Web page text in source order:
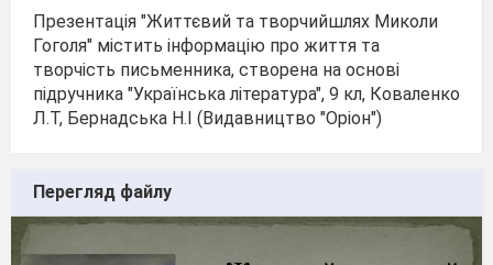
Презентація "Життєвий та творчийшлях Миколи
Гоголя" містить інформацію про життя та
творчість письменника, створена на основі
підручника "Українська література", 9 кл, Коваленко
Л.Т, Бернадська Н.І (Видавництво "Оріон")
Перегляд файлу